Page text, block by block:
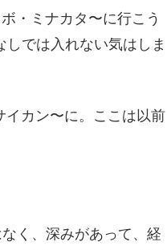
・ミナカタ〜に行こう
では入れない気はしま
イカン〜に。ここは以前
く、深みがあって、経